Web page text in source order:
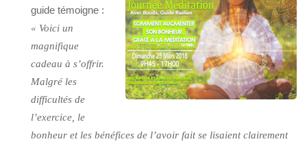
guide témoigne :
« Voici un
magnifique
cadeau à s’offrir.
Malgré les
difficultés de
l’exercice, le
bonheur et les bénéfices de l’avoir fait se lisaient clairement